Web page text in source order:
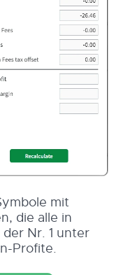
mit
die alle in
Nr. 1 unter
Profite.